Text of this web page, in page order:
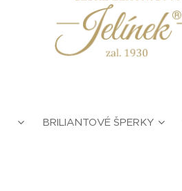
BRILIANTOVÉ ŠPERKY